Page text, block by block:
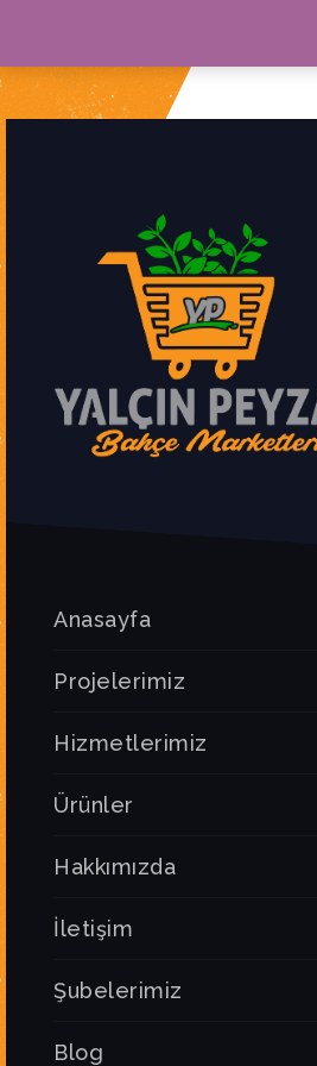
Anasayfa
Projelerimiz
Hizmetlerimiz
Ürünler
Hakkımızda
İletişim
Şubelerimiz
Blog